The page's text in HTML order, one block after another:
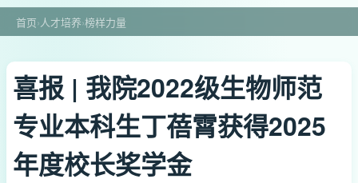
首页›人才培养›榜样力量
喜报 | 我院2022级生物师范
专业本科生丁蓓霄获得2025
年度校长奖学金